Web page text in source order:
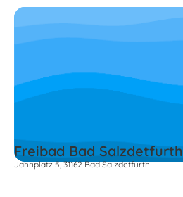
Freibad Bad Salzdetfurth
Jahnplatz 5, 31162 Bad Salzdetfurth